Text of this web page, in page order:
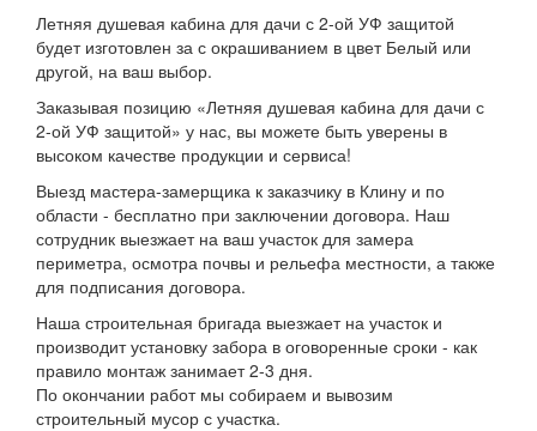
Летняя душевая кабина для дачи с 2-ой УФ защитой
будет изготовлен за с окрашиванием в цвет Белый или
другой, на ваш выбор.
Заказывая позицию «Летняя душевая кабина для дачи с
2-ой УФ защитой» у нас, вы можете быть уверены в
высоком качестве продукции и сервиса!
Выезд мастера-замерщика к заказчику в Клину и по
области - бесплатно при заключении договора. Наш
сотрудник выезжает на ваш участок для замера
периметра, осмотра почвы и рельефа местности, а также
для подписания договора.
Наша строительная бригада выезжает на участок и
производит установку забора в оговоренные сроки - как
правило монтаж занимает 2-3 дня.
По окончании работ мы собираем и вывозим
строительный мусор с участка.